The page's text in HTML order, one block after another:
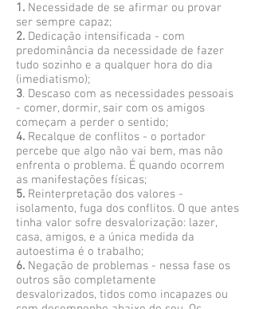
1. Necessidade de se afirmar ou provar
ser sempre capaz;
2. Dedicação intensificada - com
predominância da necessidade de fazer
tudo sozinho e a qualquer hora do dia
(imediatismo);
3. Descaso com as necessidades pessoais
- comer, dormir, sair com os amigos
começam a perder o sentido;
4. Recalque de conflitos - o portador
percebe que algo não vai bem, mas não
enfrenta o problema. É quando ocorrem
as manifestações físicas;
5. Reinterpretação dos valores -
isolamento, fuga dos conflitos. O que antes
tinha valor sofre desvalorização: lazer,
casa, amigos, e a única medida da
autoestima é o trabalho;
6. Negação de problemas - nessa fase os
outros são completamente
desvalorizados, tidos como incapazes ou